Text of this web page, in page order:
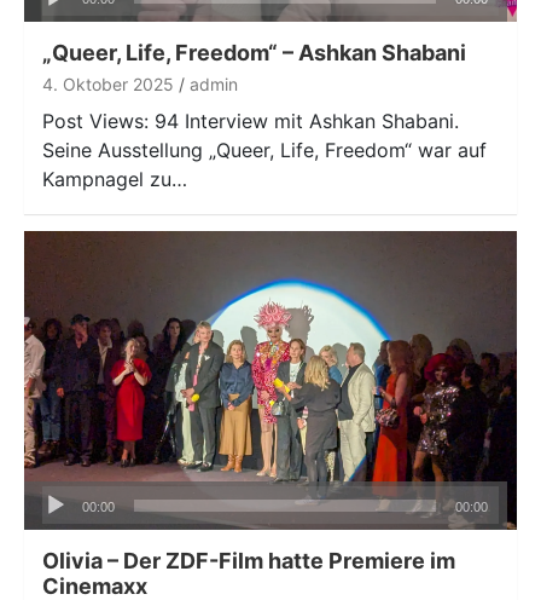
Player
„Queer, Life, Freedom“ – Ashkan Shabani
4. Oktober 2025 admin
Post Views: 94 Interview mit Ashkan Shabani.
Seine Ausstellung „Queer, Life, Freedom“ war auf
Kampnagel zu…
Audio-
Player
00:00 00:00
Olivia – Der ZDF-Film hatte Premiere im
Cinemaxx